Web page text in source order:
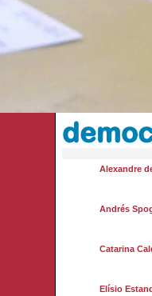
Alexandre
Andrés
Catarina
Elísio